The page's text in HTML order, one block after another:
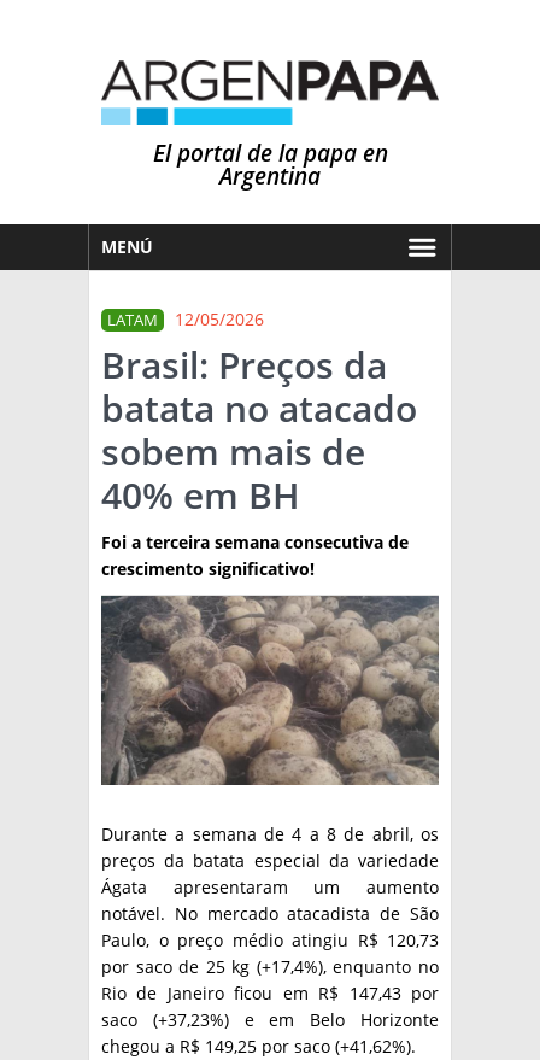
El portal de la papa en
Argentina
MENÚ
MERCADOS
NOTICIAS
EN ESPAÑOL
OTROS IDIOMAS
CLIMA
PRONÓSTICO
LLUVIAS
ARGENTINA
TÉCNICA
PRODUCCION
CLASIFICADOS
INTERES GENERAL
LA PAPA
ENLACES
ARGENPAPA
QUIENES SOMOS
BUSCAR
LATAM 12/05/2026
Brasil: Preços da
batata no atacado
sobem mais de
40% em BH
Foi a terceira semana consecutiva de
crescimento significativo!
Durante a semana de 4 a 8 de abril, os
preços da batata especial da variedade
Ágata apresentaram um aumento
notável. No mercado atacadista de São
Paulo, o preço médio atingiu R$ 120,73
por saco de 25 kg (+17,4%), enquanto no
Rio de Janeiro ficou em R$ 147,43 por
saco (+37,23%) e em Belo Horizonte
chegou a R$ 149,25 por saco (+41,62%).